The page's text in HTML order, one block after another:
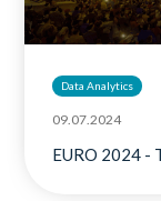
Data Analytics
09.07.2024
EURO 2024 -